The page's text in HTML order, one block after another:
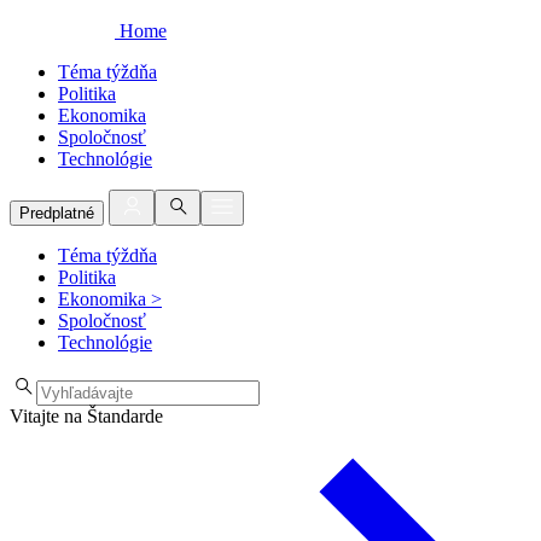
Home
Téma týždňa
Politika
Ekonomika
Spoločnosť
Technológie
Predplatné
Téma týždňa
Politika
Ekonomika >
Spoločnosť
Technológie
Vitajte na Štandarde